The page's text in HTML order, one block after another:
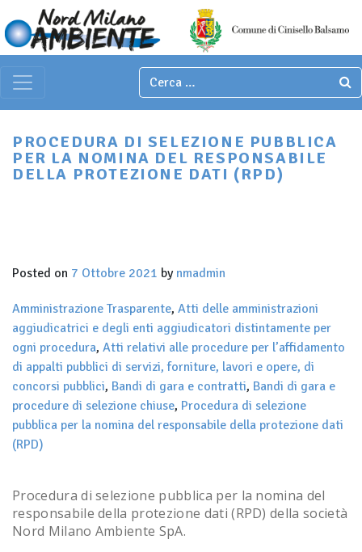
Main Navigation
PROCEDURA DI SELEZIONE PUBBLICA
PER LA NOMINA DEL RESPONSABILE
DELLA PROTEZIONE DATI (RPD)
Posted on 7 Ottobre 2021 by nmadmin
Amministrazione Trasparente, Atti delle amministrazioni
aggiudicatrici e degli enti aggiudicatori distintamente per
ogni procedura, Atti relativi alle procedure per l’affidamento
di appalti pubblici di servizi, forniture, lavori e opere, di
concorsi pubblici, Bandi di gara e contratti, Bandi di gara e
procedure di selezione chiuse, Procedura di selezione
pubblica per la nomina del responsabile della protezione dati
(RPD)
Procedura di selezione pubblica per la nomina del
responsabile della protezione dati (RPD) della società
Nord Milano Ambiente SpA.